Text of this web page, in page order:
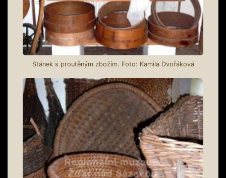
Stánek s proutěným zbožím. Foto: Kamila Dvořáková